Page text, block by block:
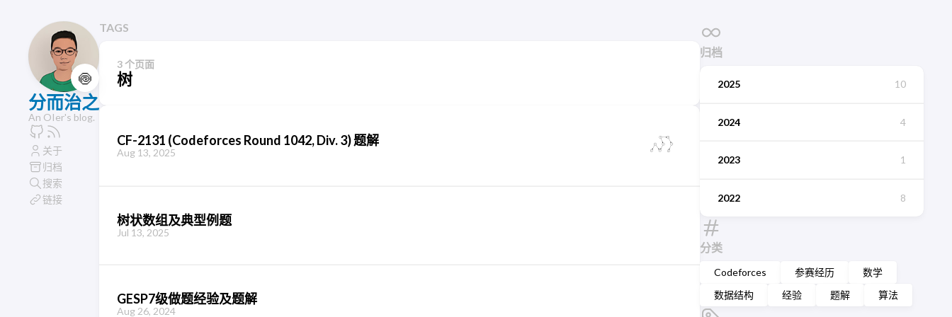
🍥
分而治之
An OIer's blog.
关于
归档
搜索
链接
归档
2025 10
2024 4
2023 1
2022 8
分类
Codeforces 参赛经历
数学
数据结构
经验 题解 算法
TAGS
3 个页面
树
CF-2131 (Codeforces Round 1042, Div. 3) 题解
Aug 13, 2025
树状数组及典型例题
Jul 13, 2025
GESP7级做题经验及题解
Aug 26, 2024